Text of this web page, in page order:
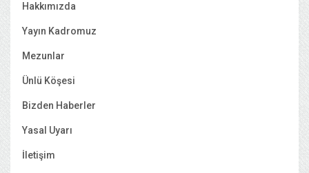
Hakkımızda
Yayın Kadromuz
Mezunlar
Ünlü Köşesi
Bizden Haberler
Yasal Uyarı
İletişim